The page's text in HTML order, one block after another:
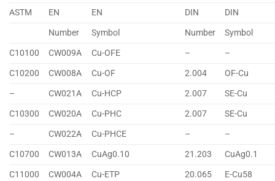
ASTM
EN EN DIN
DIN
Number
Symbol Number
Symbol
C10100
CW009A Cu-OFE –
–
C10200
CW008A Cu-OF 2.004
OF-Cu
–
CW021A Cu-HCP 2.007
SE-Cu
C10300
CW020A Cu-PHC 2.007
SE-Cu
–
CW022A Cu-PHCE –
–
C10700
CW013A CuAg0.10 21.203
CuAg0.1
C11000
CW004A Cu-ETP 20.065
E-Cu58